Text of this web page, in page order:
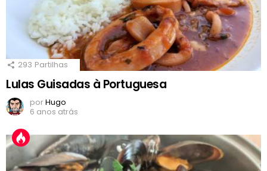
293 Partilhas
Lulas Guisadas à Portuguesa
porHugo
6 anos atrás